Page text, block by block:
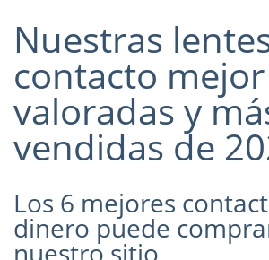
Nuestras
contacto mejor
valoradas y
vendidas de
Los 6 mejores
dinero puede
nuestro sitio